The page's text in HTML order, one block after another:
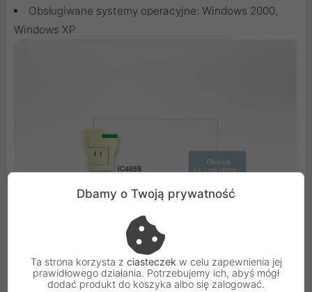
Obsługiwane systemy operacyjne: Windows 2000,
Windows XP
Dbamy o Twoją prywatność
Ta strona korzysta z ciasteczek w celu zapewnienia jej
prawidłowego działania. Potrzebujemy ich, abyś mógł
dodać produkt do koszyka albo się zalogować.